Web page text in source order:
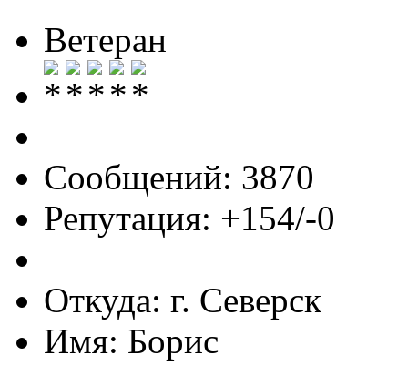
Ветеран
Сообщений: 3870
Репутация: +154/-0
Откуда: г. Северск
Имя: Борис